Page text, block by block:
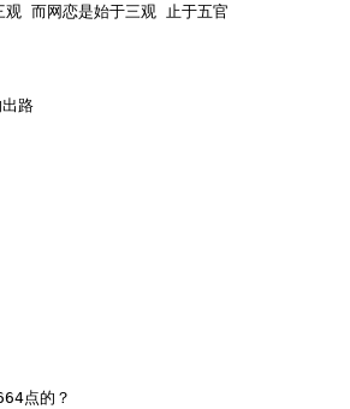
而网恋是始于三观 止于五官
路
点的？